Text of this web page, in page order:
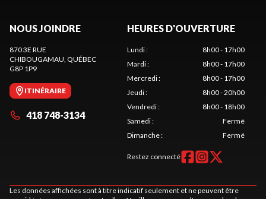
NOUS JOINDRE
870 3E RUE
CHIBOUGAMAU, QUÉBEC
G8P 1P9
ITINÉRAIRE
418 748-3134
HEURES D'OUVERTURE
Lundi:
8h00 - 17h00
Mardi:
8h00 - 17h00
Mercredi:
8h00 - 17h00
Jeudi:
8h00 - 20h00
Vendredi:
8h00 - 18h00
Samedi:
Fermé
Dimanche: Fermé
Restez connecté
Les données affichées sont à titre indicatif seulement et ne peuvent être